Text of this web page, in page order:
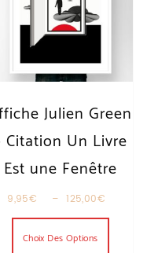
plusieurs variations. Les
Julien Green
Citation Un Livre
Est une Fenêtre
9,95€ – 125,00€
Choix Des Options
Ce